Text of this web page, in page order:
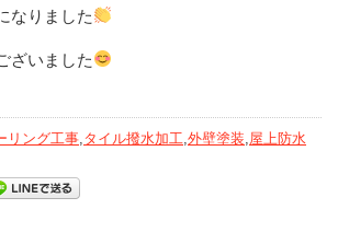
なりました
ざいました
リング工事 タイル撥水加工 外壁塗装 屋上防水